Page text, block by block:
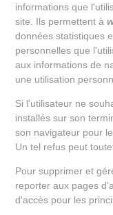
informations que
site. Ils permettent à
données statistiques
personnelles que
aux informations de
une utilisation
Si l'utilisateur ne
installés sur son
son navigateur pour
Un tel refus peut
Pour supprimer et
reporter aux pages
d'accès pour les